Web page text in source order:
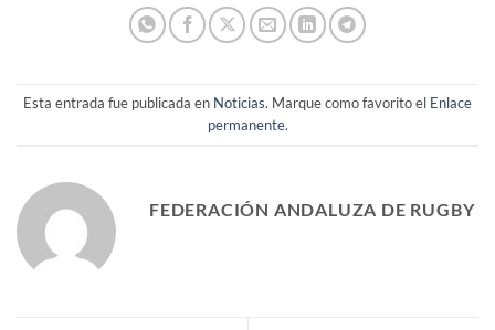
Esta entrada fue publicada en Noticias. Marque como favorito el Enlace
permanente.
FEDERACIÓN ANDALUZA DE RUGBY